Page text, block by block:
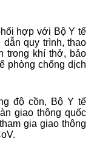
hợp với Bộ Y tế
quy trình, thao
trong khí thở, bảo
phòng chống dịch
độ cồn, Bộ Y tế
giao thông quốc
gia giao thông